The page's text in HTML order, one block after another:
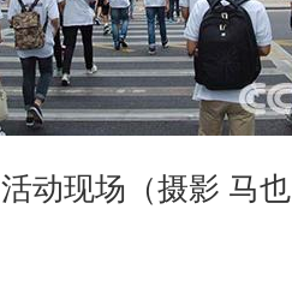
活动现场（摄影 马